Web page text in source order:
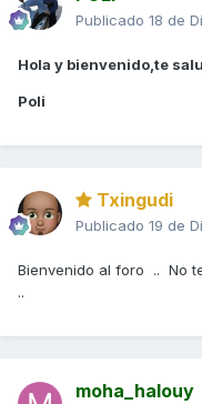
Publicado 18 de
Hola y bienvenido,te
Poli
Txingudi
Publicado 19 de
Bienvenido al foro .. No
..
moha_halouy